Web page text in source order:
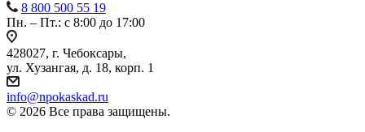
8 800 500 55 19
Пн. – Пт.: с 8:00 до 17:00
428027, г. Чебоксары,
ул. Хузангая, д. 18, корп. 1
info@npokaskad.ru
© 2026 Все права защищены.